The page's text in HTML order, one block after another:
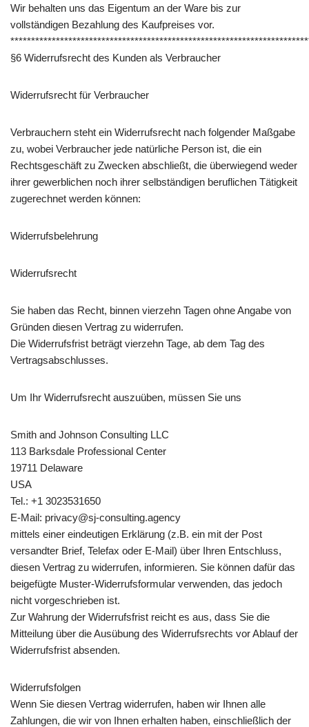
Wir behalten uns das Eigentum an der Ware bis zur
vollständigen Bezahlung des Kaufpreises vor.
§6 Widerrufsrecht des Kunden als Verbraucher
Widerrufsrecht für Verbraucher
Verbrauchern steht ein Widerrufsrecht nach folgender Maßgabe
zu, wobei Verbraucher jede natürliche Person ist, die ein
Rechtsgeschäft zu Zwecken abschließt, die überwiegend weder
ihrer gewerblichen noch ihrer selbständigen beruflichen Tätigkeit
zugerechnet werden können:
Widerrufsbelehrung
Widerrufsrecht
Sie haben das Recht, binnen vierzehn Tagen ohne Angabe von
Gründen diesen Vertrag zu widerrufen.
Die Widerrufsfrist beträgt vierzehn Tage, ab dem Tag des
Vertragsabschlusses.
Um Ihr Widerrufsrecht auszuüben, müssen Sie uns
Smith and Johnson Consulting LLC
113 Barksdale Professional Center
19711 Delaware
USA
Tel.: +1 3023531650
E-Mail: privacy@sj-consulting.agency
mittels einer eindeutigen Erklärung (z.B. ein mit der Post
versandter Brief, Telefax oder E-Mail) über Ihren Entschluss,
diesen Vertrag zu widerrufen, informieren. Sie können dafür das
beigefügte Muster-Widerrufsformular verwenden, das jedoch
nicht vorgeschrieben ist.
Zur Wahrung der Widerrufsfrist reicht es aus, dass Sie die
Mitteilung über die Ausübung des Widerrufsrechts vor Ablauf der
Widerrufsfrist absenden.
Widerrufsfolgen
Wenn Sie diesen Vertrag widerrufen, haben wir Ihnen alle
Zahlungen, die wir von Ihnen erhalten haben, einschließlich der